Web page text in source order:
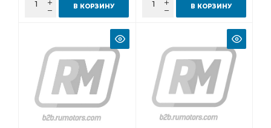
В КОРЗИНУ В КОРЗИНУ